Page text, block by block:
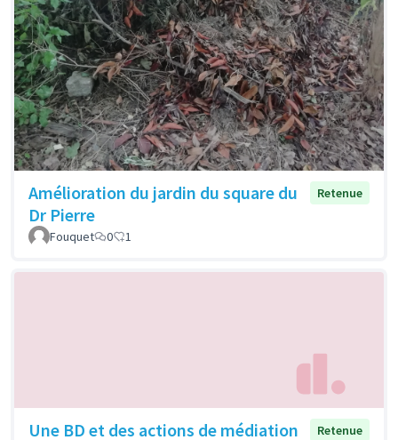
Amélioration du jardin du square du
Dr Pierre
Retenue
Fouquet 0 1
Une BD et des actions de médiation
Retenue